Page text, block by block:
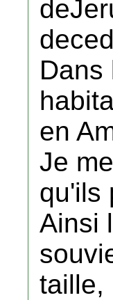
Dans
en
Je
qu'ils
Ainsi
taille,